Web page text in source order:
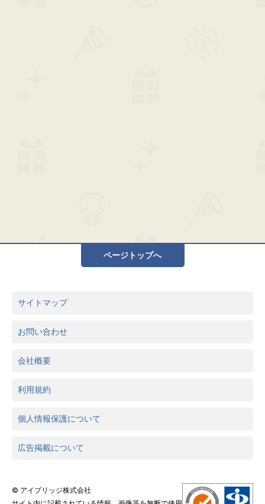
ページトップへ
サイトマップ
お問い合わせ
会社概要
利用規約
個人情報保護について
広告掲載について
© アイブリッジ株式会社